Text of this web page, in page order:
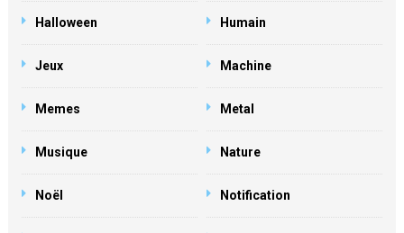
Halloween Humain
Jeux Machine
Memes Metal
Musique Nature
Noël Notification